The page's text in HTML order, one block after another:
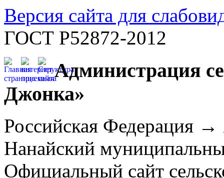
Версия сайта для
ГОСТ Р52872-2012
Администрация
Джонка»
Российская Федерация
Нанайский
Официальный сайт